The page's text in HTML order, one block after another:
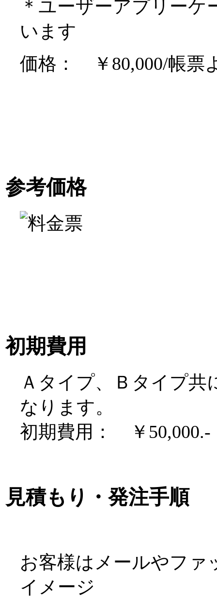
＊ユーザーアプリー
います
価格： ￥80,000/帳票
参考価格
初期費用
Ａタイプ、Ｂタイプ共
なります。
初期費用： ￥50,000.-
見積もり・発注手順
お客様はメールやファ
イメージ